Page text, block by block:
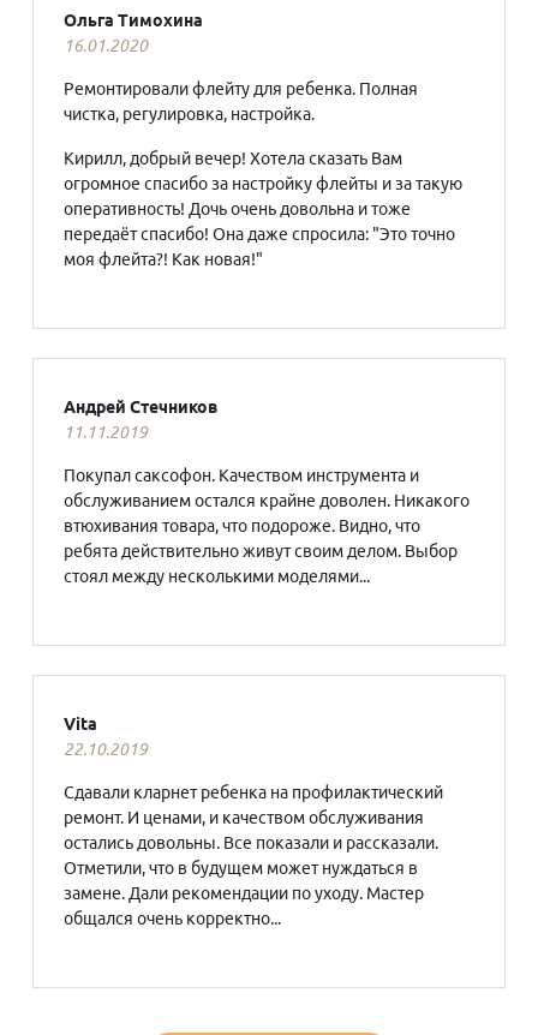
Ольга Тимохина
16.01.2020
Ремонтировали флейту для ребенка. Полная
чистка, регулировка, настройка.
Кирилл, добрый вечер! Хотела сказать Вам
огромное спасибо за настройку флейты и за такую
оперативность! Дочь очень довольна и тоже
передаёт спасибо! Она даже спросила: "Это точно
моя флейта?! Как новая!"
Андрей Стечников
11.11.2019
Покупал саксофон. Качеством инструмента и
обслуживанием остался крайне доволен. Никакого
втюхивания товара, что подороже. Видно, что
ребята действительно живут своим делом. Выбор
стоял между несколькими моделями...
Vita
22.10.2019
Сдавали кларнет ребенка на профилактический
ремонт. И ценами, и качеством обслуживания
остались довольны. Все показали и рассказали.
Отметили, что в будущем может нуждаться в
замене. Дали рекомендации по уходу. Мастер
общался очень корректно...